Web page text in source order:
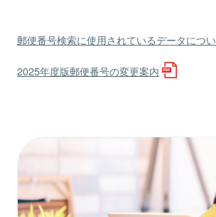
郵便番号検索に使用されているデータにつ
2025年度版郵便番号の変更案内